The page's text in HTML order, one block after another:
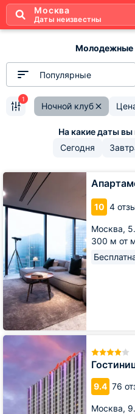
Москва
Даты неизвестны
Молодежные
Популярные
Ночной клуб
1
Сегодня
10 4
Москва,
300 м от
Апартаменты
New
level
city
9.4 76
Москва,
Гостиница
Измайлово